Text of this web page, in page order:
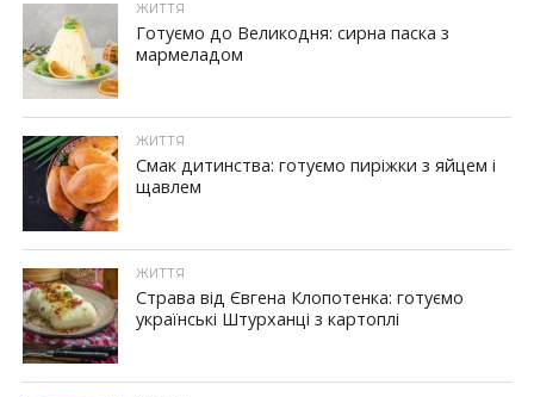
ЖИТТЯ
Готуємо до Великодня: сирна паска з
мармеладом
ЖИТТЯ
Смак дитинства: готуємо пиріжки з яйцем і
щавлем
ЖИТТЯ
Страва від Євгена Клопотенка: готуємо
українські Штурханці з картоплі